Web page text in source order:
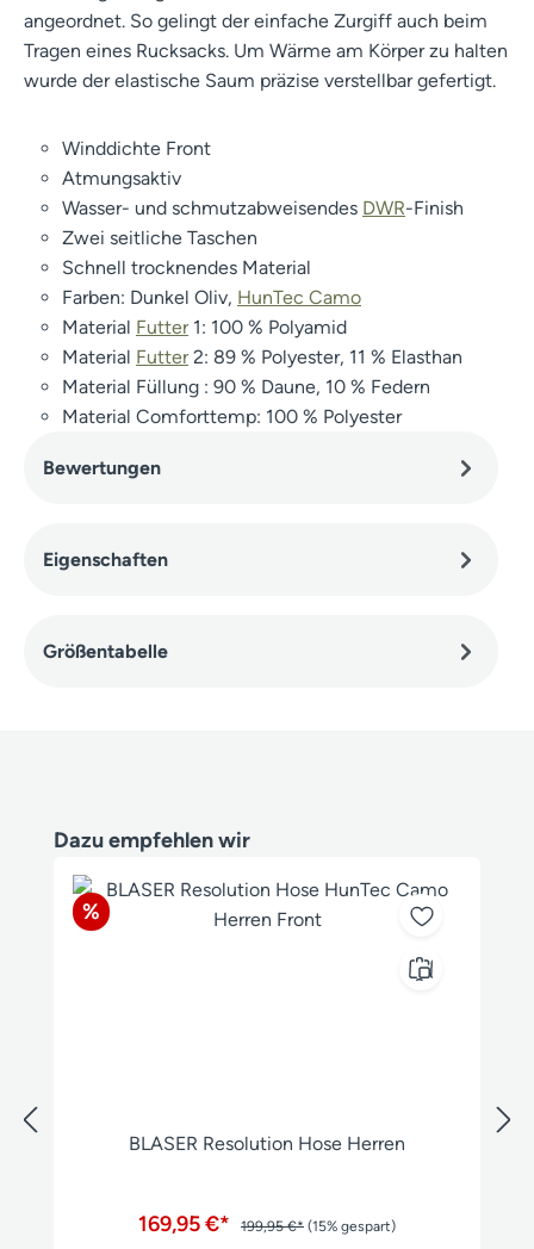
angeordnet. So gelingt der einfache Zurgiff auch beim
Tragen eines Rucksacks. Um Wärme am Körper zu halten
wurde der elastische Saum präzise verstellbar gefertigt.
Winddichte Front
Atmungsaktiv
Wasser- und schmutzabweisendes DWR-Finish
Zwei seitliche Taschen
Schnell trocknendes Material
Farben: Dunkel Oliv, HunTec Camo
Material Futter1: 100 % Polyamid
Material Futter2: 89 % Polyester, 11 % Elasthan
Material Füllung : 90 % Daune, 10 % Federn
Material Comforttemp: 100 % Polyester
Bewertungen
Eigenschaften
Größentabelle
Produktgalerie überspringen
Dazu empfehlen wir
Rabatt
%
BLASER Resolution Hose Herren
169,95 €* 199,95 €* (15% gespart)